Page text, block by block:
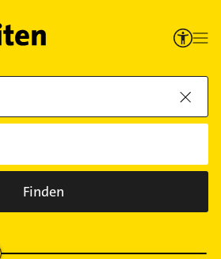
Finden